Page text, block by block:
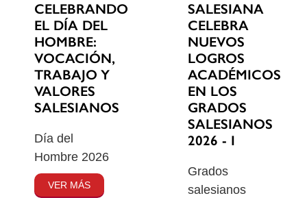
CELEBRANDO
EL DÍA DEL
HOMBRE:
VOCACIÓN,
TRABAJO Y
VALORES
SALESIANOS
Día del
Hombre 2026
VER MÁS
SALESIANA
CELEBRA
NUEVOS
LOGROS
ACADÉMICOS
EN LOS
GRADOS
SALESIANOS
2026 - I
Grados
salesianos